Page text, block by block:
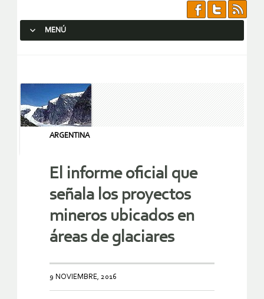
MENÚ
ARGENTINA
El informe oficial que
señala los proyectos
mineros ubicados en
áreas de glaciares
9 NOVIEMBRE, 2016